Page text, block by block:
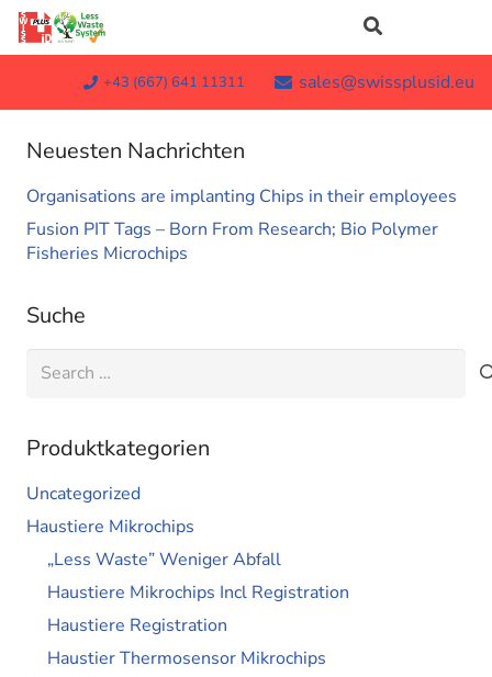
+43 (667) 641 11311 sales@swissplusid.eu
Neuesten Nachrichten
Organisations are implanting Chips in their employees
Fusion PIT Tags – Born From Research; Bio Polymer
Fisheries Microchips
Suche
Search
Produktkategorien
Uncategorized
Haustiere Mikrochips
„Less Waste” Weniger Abfall
Haustiere Mikrochips Incl Registration
Haustiere Registration
Haustier Thermosensor Mikrochips